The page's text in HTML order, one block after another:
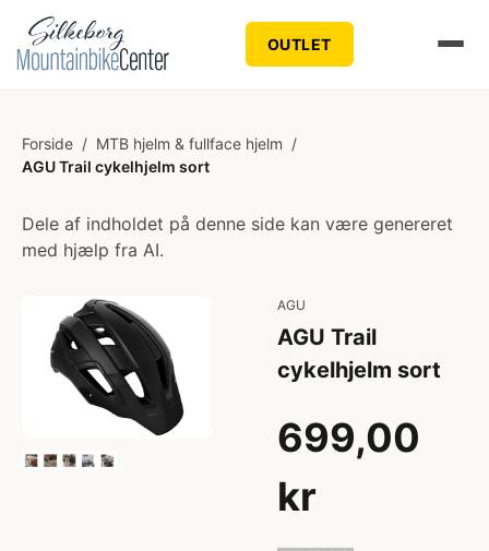
OUTLET
Forside / MTB hjelm & fullface hjelm /
AGU Trail cykelhjelm sort
Dele af indholdet på denne side kan være genereret
med hjælp fra AI.
AGU
AGU Trail
cykelhjelm sort
699,00
kr